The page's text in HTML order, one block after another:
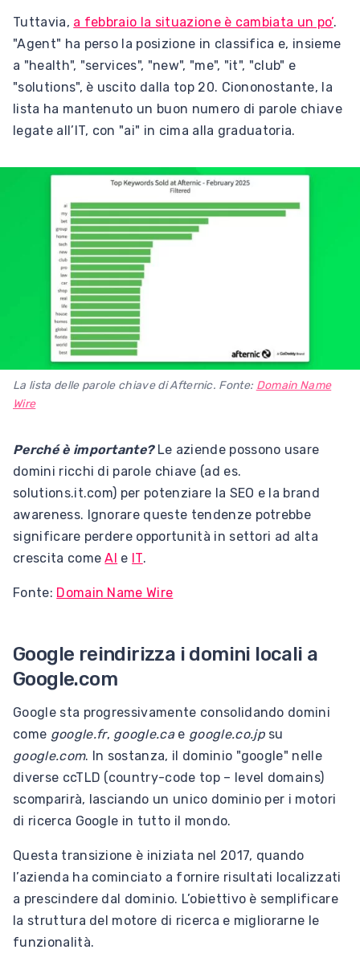
Tuttavia, a febbraio la situazione è cambiata un po’.
"Agent" ha perso la posizione in classifica e, insieme
a "health", "services", "new", "me", "it", "club" e
"solutions", è uscito dalla top 20. Ciononostante, la
lista ha mantenuto un buon numero di parole chiave
legate all’IT, con "ai" in cima alla graduatoria.
La lista delle parole chiave di Afternic. Fonte: Domain Name
Wire
Perché è importante?Le aziende possono usare
domini ricchi di parole chiave (ad es.
solutions.it.com) per potenziare la SEO e la brand
awareness. Ignorare queste tendenze potrebbe
significare perdere opportunità in settori ad alta
crescita comeAI e IT.
Fonte: Domain Name Wire
Google reindirizza i domini locali a
Google.com
Google sta progressivamente consolidando domini
come google.fr, google.cae google.co.jpsu
google.com. In sostanza, il dominio "google" nelle
diverse ccTLD (country-code top – level domains)
scomparirà, lasciando un unico dominio per i motori
di ricerca Google in tutto il mondo.
Questa transizione è iniziata nel 2017, quando
l’azienda ha cominciato a fornire risultati localizzati
a prescindere dal dominio. L’obiettivo è semplificare
la struttura del motore di ricerca e migliorarne le
funzionalità.